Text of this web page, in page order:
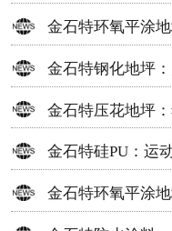
案
金石特环氧平涂
选择
金石特钢化地坪
金石特压花地坪
地面材料
金石特硅PU：运
金石特环氧平涂
决方案